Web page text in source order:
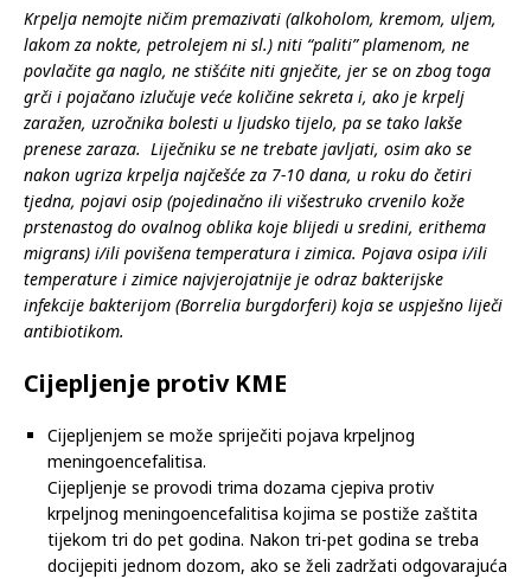
Krpelja nemojte ničim premazivati (alkoholom, kremom, uljem,
lakom za nokte, petrolejem ni sl.) niti “paliti” plamenom, ne
povlačite ga naglo, ne stišćite niti gnječite, jer se on zbog toga
grči i pojačano izlučuje veće količine sekreta i, ako je krpelj
zaražen, uzročnika bolesti u ljudsko tijelo, pa se tako lakše
prenese zaraza. Liječniku se ne trebate javljati, osim ako se
nakon ugriza krpelja najčešće za 7-10 dana, u roku do četiri
tjedna, pojavi osip (pojedinačno ili višestruko crvenilo kože
prstenastog do ovalnog oblika koje blijedi u sredini, erithema
migrans) i/ili povišena temperatura i zimica. Pojava osipa i/ili
temperature i zimice najvjerojatnije je odraz bakterijske
infekcije bakterijom (Borrelia burgdorferi) koja se uspješno liječi
antibiotikom.
Cijepljenje protiv KME
Cijepljenjem se može spriječiti pojava krpeljnog
meningoencefalitisa.
Cijepljenje se provodi trima dozama cjepiva protiv
krpeljnog meningoencefalitisa kojima se postiže zaštita
tijekom tri do pet godina. Nakon tri-pet godina se treba
docijepiti jednom dozom, ako se želi zadržati odgovarajuća